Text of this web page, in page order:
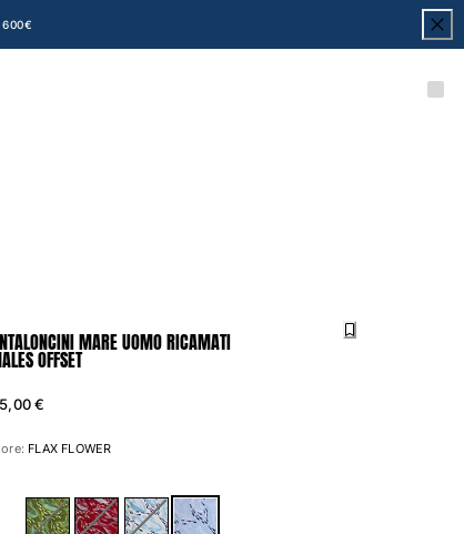
600€
MARE UOMO RICAMATI
OFFSET
€
FLAX FLOWER